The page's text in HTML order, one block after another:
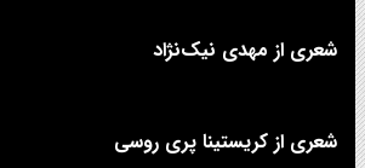
شعری از مهدی نیک‌نژاد
شعری از کریستینا پری روسی